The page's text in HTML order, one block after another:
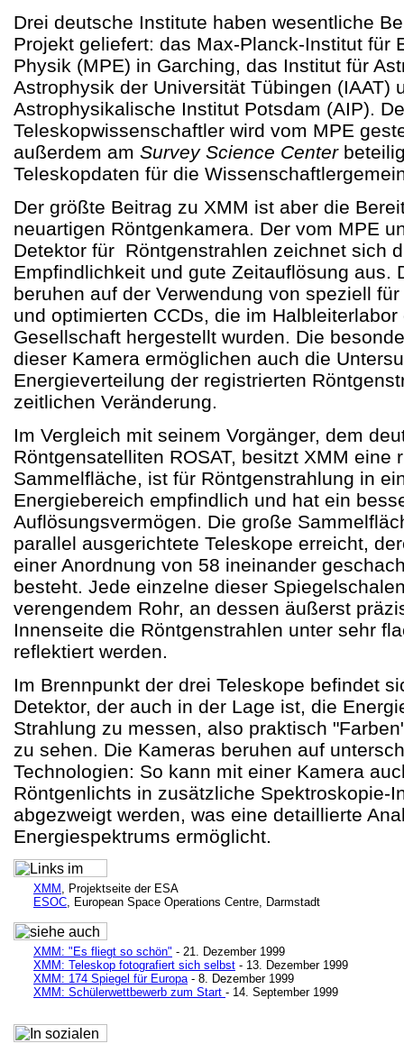
Drei deutsche Institute haben wesentliche
Projekt geliefert: das Max-Planck-Institut für
Physik (MPE) in Garching, das Institut für
Astrophysik der Universität Tübingen (IAAT)
Astrophysikalische Institut Potsdam (AIP).
Teleskopwissenschaftler wird vom MPE
außerdem am Survey Science Center
Teleskopdaten für die
Der größte Beitrag zu XMM ist aber die
neuartigen Röntgenkamera. Der vom MPE
Detektor für Röntgenstrahlen zeichnet sich
Empfindlichkeit und gute Zeitauflösung aus.
beruhen auf der Verwendung von speziell
und optimierten CCDs, die im
Gesellschaft hergestellt wurden. Die
dieser Kamera ermöglichen auch die
Energieverteilung der registrierten
zeitlichen Veränderung.
Im Vergleich mit seinem Vorgänger, dem
Röntgensatelliten ROSAT, besitzt XMM eine
Sammelfläche, ist für Röntgenstrahlung in
Energiebereich empfindlich und hat ein
Auflösungsvermögen. Die große
parallel ausgerichtete Teleskope erreicht,
einer Anordnung von 58 ineinander
besteht. Jede einzelne dieser
verengendem Rohr, an dessen äußerst
Innenseite die Röntgenstrahlen unter sehr
reflektiert werden.
Im Brennpunkt der drei Teleskope befindet
Detektor, der auch in der Lage ist, die
Strahlung zu messen, also praktisch
zu sehen. Die Kameras beruhen auf
Technologien: So kann mit einer Kamera
Röntgenlichts in zusätzliche Spektroskopie-
abgezweigt werden, was eine detaillierte
Energiespektrums ermöglicht.
XMM , Projektseite der ESA
ESOC, European Space Operations Centre, Darmstadt
XMM: "Es fliegt so schön" - 21. Dezember 1999
XMM: Teleskop fotografiert sich selbst - 13. Dezember 1999
XMM: 174 Spiegel für Europa- 8. Dezember 1999
XMM: Schülerwettbewerb zum Start - 14. September 1999